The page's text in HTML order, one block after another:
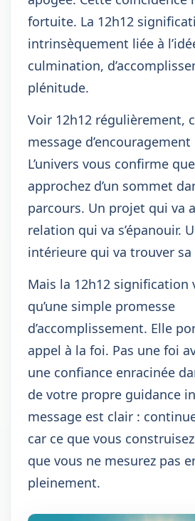
fortuite. La 12h12
intrinsèquement liée à
culmination,
plénitude.
Voir 12h12 régulièrement,
message
L’univers vous confirme
approchez d’un sommet
parcours. Un projet qui va
relation qui va s’épanouir.
intérieure qui va trouver sa
Mais la 12h12 signification
qu’une simple promesse
d’accomplissement. Elle
appel à la foi. Pas une foi
une confiance enracinée
de votre propre guidance
message est clair :
car ce que vous
que vous ne mesurez pas
pleinement.